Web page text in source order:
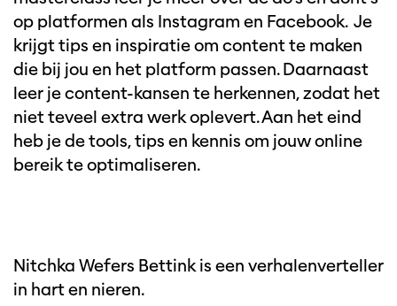
op platformen als Instagram en Facebook. Je
krijgt tips en inspiratie om content te maken
die bij jou en het platform passen.Daarnaast
leer je content-kansen te herkennen, zodat het
niet teveel extra werk oplevert.Aan het eind
heb je de tools, tips en kennis om jouw online
bereik te optimaliseren.
Nitchka Wefers Bettink is een verhalenverteller
in hart en nieren.